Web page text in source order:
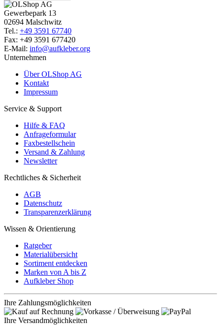
Gewerbepark 13
02694 Malschwitz
Tel.: +49 3591 67740
Fax: +49 3591 677420
E-Mail: info@aufkleber.org
Unternehmen
Über OLShop AG
Kontakt
Impressum
Service & Support
Hilfe & FAQ
Anfrageformular
Faxbestellschein
Versand & Zahlung
Newsletter
Rechtliches & Sicherheit
AGB
Datenschutz
Transparenzerklärung
Wissen & Orientierung
Ratgeber
Materialübersicht
Sortiment entdecken
Marken von A bis Z
Aufkleber Shop
Ihre Zahlungsmöglichkeiten
Ihre Versandmöglichkeiten